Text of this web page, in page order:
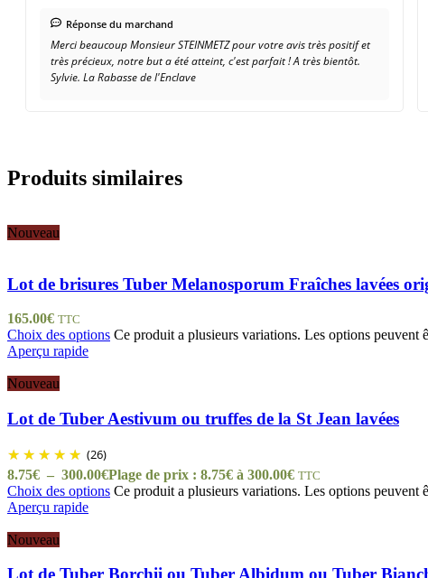
Réponse du marchand
Merci beaucoup Monsieur STEINMETZ pour votre avis très positif et
très précieux, notre but a été atteint, c'est parfait ! A très bientôt.
Sylvie. La Rabasse de l'Enclave
Produits similaires
Nouveau
Lot de brisures Tuber Melanosporum Fraîches lavées
165.00€ TTC
Choix des options Ce produit a plusieurs variations. Les options peuvent
Aperçu rapide
Nouveau
Lot de Tuber Aestivum ou truffes de la St Jean lavées
(26)
8.75€ – 300.00€Plage de prix : 8.75€ à 300.00€ TTC
Choix des options Ce produit a plusieurs variations. Les options peuvent
Aperçu rapide
Nouveau